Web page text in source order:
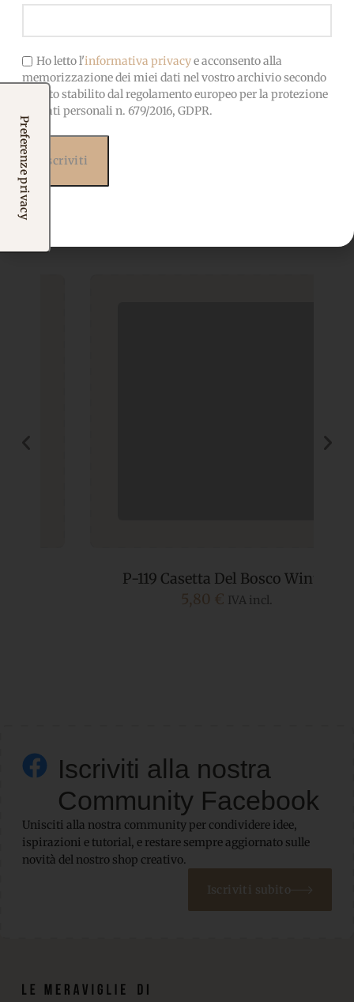
Potrebbero interessarti
P-119 Casetta Del Bosco Winter
IVA incl.
Iscriviti alla nostra
Community Facebook
Unisciti alla nostra community per condividere idee,
ispirazioni e tutorial, e restare sempre aggiornato sulle
novità del nostro shop creativo.
Iscriviti subito
Ho letto l'informativa privacye acconsento alla
memorizzazione dei miei dati nel vostro archivio secondo
quanto stabilito dal regolamento europeo per la protezione
dei dati personali n. 679/2016, GDPR.